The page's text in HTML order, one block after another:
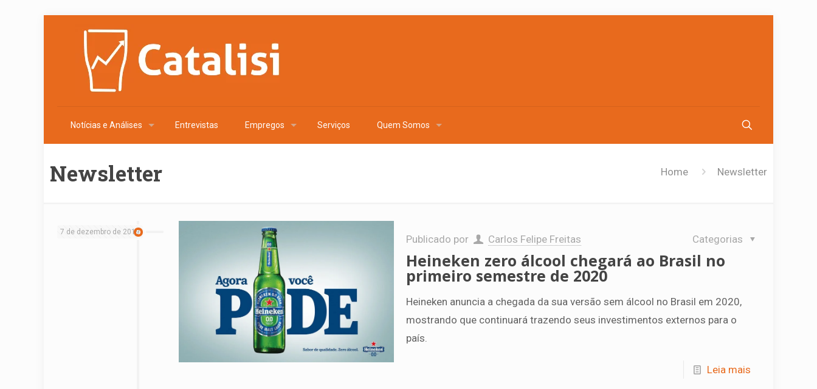
Notícias e Análises Entrevistas Empregos Serviços Quem Somos
Newsletter Home Newsletter
7 de dezembro de 2019
Publicado por Carlos Felipe Freitas Categorias
Heineken zero álcool chegará ao Brasil no
primeiro semestre de 2020
Heineken anuncia a chegada da sua versão sem álcool no Brasil em 2020,
mostrando que continuará trazendo seus investimentos externos para o
país.
Leia mais